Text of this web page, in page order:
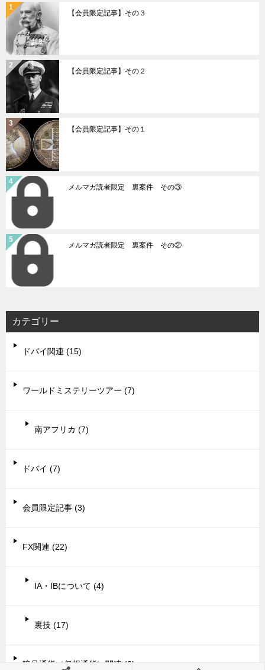
【会員限定記事】その３
【会員限定記事】その２
【会員限定記事】その１
メルマガ読者限定 裏案件 その③
メルマガ読者限定 裏案件 その②
カテゴリー
ドバイ関連 (15)
ワールドミステリーツアー (7)
南アフリカ (7)
ドバイ (7)
会員限定記事 (3)
FX関連 (22)
IA・IBについて (4)
裏技 (17)
暗号通貨（仮想通貨）関連 (6)